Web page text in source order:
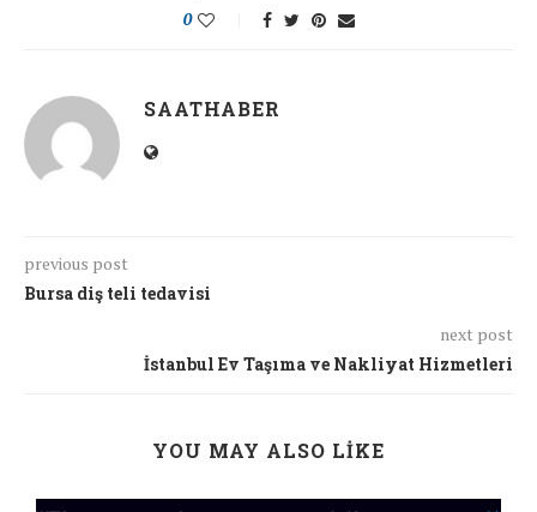
0
SAATHABER
previous post
Bursa diş teli tedavisi
next post
İstanbul Ev Taşıma ve Nakliyat Hizmetleri
YOU MAY ALSO LIKE